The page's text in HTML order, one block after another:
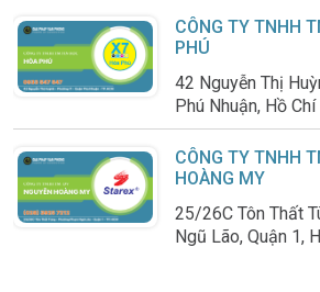
CÔNG TY TNHH
PHÚ
42 Nguyễn Thị
Phú Nhuận, Hồ
CÔNG TY TNHH
HOÀNG MY
25/26C Tôn Thất
Ngũ Lão, Quận 1,